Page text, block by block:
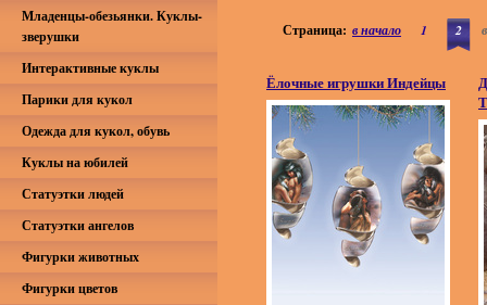
Страница: в начало 1 2
Ёлочные игрушки Индейцы
Младенцы-обезьянки. Куклы-
зверушки
Интерактивные куклы
Парики для кукол
Одежда для кукол, обувь
Куклы на юбилей
Статуэтки людей
Статуэтки ангелов
Фигурки животных
Фигурки цветов